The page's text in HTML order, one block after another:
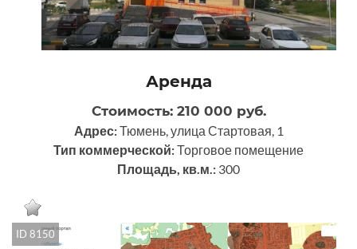
Аренда
Стоимость: 210 000 руб.
Адрес:Тюмень, улица Стартовая, 1
Тип коммерческой:Торговое помещение
Площадь, кв.м.: 300
ID 8150